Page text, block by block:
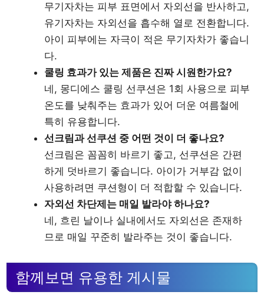
무기자차는 피부 표면에서 자외선을 반사하고,
유기자차는 자외선을 흡수해 열로 전환합니다.
아이 피부에는 자극이 적은 무기자차가 좋습니
다.
쿨링 효과가 있는 제품은 진짜 시원한가요?
네, 몽디에스 쿨링 선쿠션은 1회 사용으로 피부
온도를 낮춰주는 효과가 있어 더운 여름철에
특히 유용합니다.
선크림과 선쿠션 중 어떤 것이 더 좋나요?
선크림은 꼼꼼히 바르기 좋고, 선쿠션은 간편
하게 덧바르기 좋습니다. 아이가 거부감 없이
사용하려면 쿠션형이 더 적합할 수 있습니다.
자외선 차단제는 매일 발라야 하나요?
네, 흐린 날이나 실내에서도 자외선은 존재하
므로 매일 꾸준히 발라주는 것이 좋습니다.
함께보면 유용한 게시물